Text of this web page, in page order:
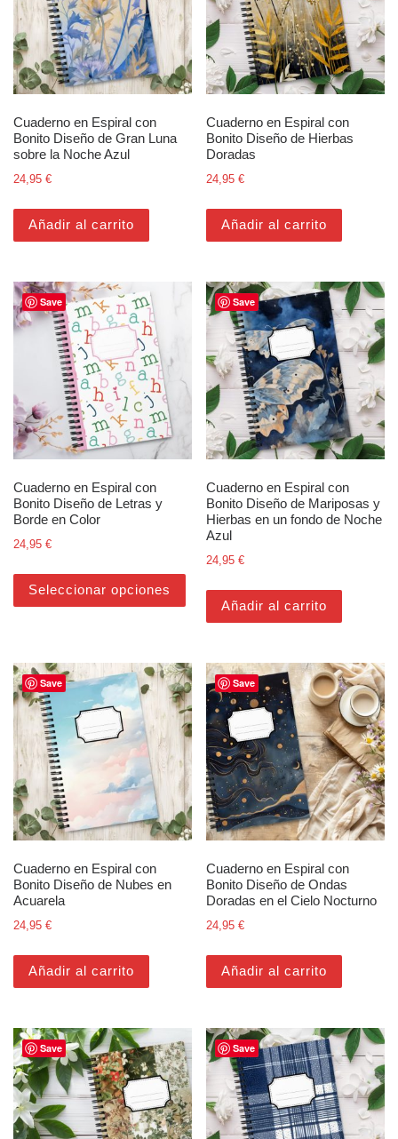
Cuaderno en Espiral con
Bonito Diseño de Gran Luna
sobre la Noche Azul
24,95 €
Añadir al carrito
Cuaderno en Espiral con
Bonito Diseño de Hierbas
Doradas
24,95€
Añadir al carrito
Save
Cuaderno en Espiral con
Bonito Diseño de Letras y
Borde en Color
24,95 €
Seleccionar opciones
Este producto tiene múltiples
Save
Cuaderno en Espiral con
Bonito Diseño de Mariposas y
Hierbas en un fondo de Noche
Azul
24,95€
Añadir al carrito
Save
Cuaderno en Espiral con
Bonito Diseño de Nubes en
Acuarela
24,95 €
Añadir al carrito
Save
Cuaderno en Espiral con
Bonito Diseño de Ondas
Doradas en el Cielo Nocturno
24,95€
Añadir al carrito
Save Save